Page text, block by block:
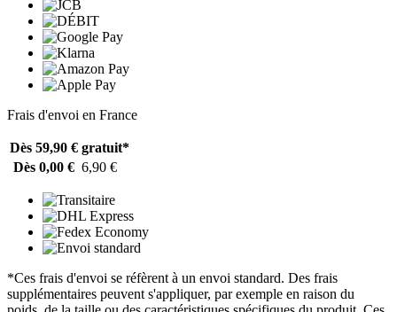
Frais d'envoi en France
Dès 59,90 € gratuit*
Dès 0,00 € 6,90 €
*Ces frais d'envoi se réfèrent à un envoi standard. Des frais
supplémentaires peuvent s'appliquer, par exemple en raison du